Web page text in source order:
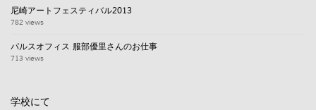
尼崎アートフェスティバル2013
782 views
パルスオフィス 服部優里さんのお仕事
713 views
学校にて